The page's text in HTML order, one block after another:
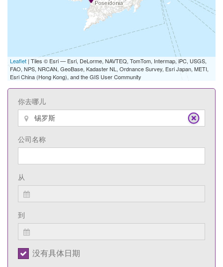
Leaflet | Tiles © Esri — Esri, DeLorme, NAVTEQ, TomTom, Intermap, iPC, USGS,
FAO, NPS, NRCAN, GeoBase, Kadaster NL, Ordnance Survey, Esri Japan, METI,
Esri China (Hong Kong), and the GIS User Community
你去哪儿
公司名称
从
到
没有具体日期